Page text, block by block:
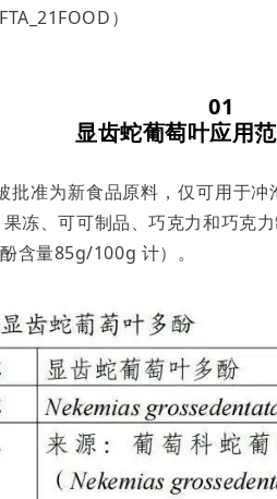
）
01
显齿蛇葡萄叶应用
批准为新食品原料，仅可用于
冻、可可制品、巧克力和巧克
含量85g/100g 计）。